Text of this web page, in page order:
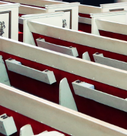
XLi
XLS
XTi
功放
PX